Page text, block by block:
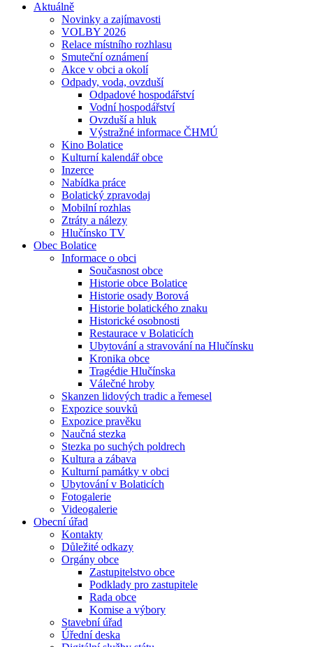
Aktuálně
Novinky a zajímavosti
VOLBY 2026
Relace místního rozhlasu
Smuteční oznámení
Akce v obci a okolí
Odpady, voda, ovzduší
Odpadové hospodářství
Vodní hospodářství
Ovzduší a hluk
Výstražné informace ČHMÚ
Kino Bolatice
Kulturní kalendář obce
Inzerce
Nabídka práce
Bolatický zpravodaj
Mobilní rozhlas
Ztráty a nálezy
Hlučínsko TV
Obec Bolatice
Informace o obci
Současnost obce
Historie obce Bolatice
Historie osady Borová
Historie bolatického znaku
Historické osobnosti
Restaurace v Bolaticích
Ubytování a stravování na Hlučínsku
Kronika obce
Tragédie Hlučínska
Válečné hroby
Skanzen lidových tradic a řemesel
Expozice souvků
Expozice pravěku
Naučná stezka
Stezka po suchých poldrech
Kultura a zábava
Kulturní památky v obci
Ubytování v Bolaticích
Fotogalerie
Videogalerie
Obecní úřad
Kontakty
Důležité odkazy
Orgány obce
Zastupitelstvo obce
Podklady pro zastupitele
Rada obce
Komise a výbory
Stavební úřad
Úřední deska